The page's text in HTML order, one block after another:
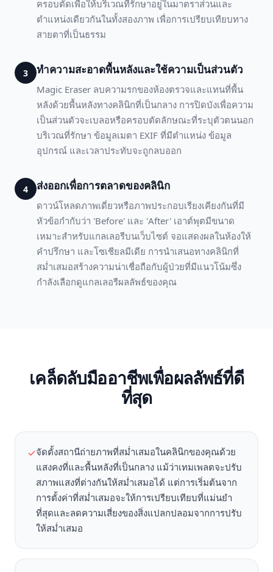
ครอบตัดเพื่อให้บริเวณที่รักษาอยู่ในมาตราส่วนและ
ตำแหน่งเดียวกันในทั้งสองภาพ เพื่อการเปรียบเทียบทาง
สายตาที่เป็นธรรม
3 ทำความสะอาดพื้นหลังและใช้ความเป็นส่วนตัว
Magic Eraser ลบความรกของห้องตรวจและแทนที่พื้น
หลังด้วยพื้นหลังทางคลินิกที่เป็นกลาง การปิดบังเพื่อความ
เป็นส่วนตัวจะเบลอหรือครอบตัดลักษณะที่ระบุตัวตนนอก
บริเวณที่รักษา ข้อมูลเมตา EXIF ที่มีตำแหน่ง ข้อมูล
อุปกรณ์ และเวลาประทับจะถูกลบออก
4 ส่งออกเพื่อการตลาดของคลินิก
ดาวน์โหลดภาพเดี่ยวหรือภาพประกอบเรียงเคียงกันที่มี
หัวข้อกำกับว่า 'Before' และ 'After' เอาต์พุตมีขนาด
เหมาะสำหรับแกลเลอรีบนเว็บไซต์ จอแสดงผลในห้องให้
คำปรึกษา และโซเชียลมีเดีย การนำเสนอทางคลินิกที่
สม่ำเสมอสร้างความน่าเชื่อถือกับผู้ป่วยที่มีแนวโน้มซึ่ง
กำลังเลือกดูแกลเลอรีผลลัพธ์ของคุณ
เคล็ดลับมืออาชีพเพื่อผลลัพธ์ที่ดี
ที่สุด
✓จัดตั้งสถานีถ่ายภาพที่สม่ำเสมอในคลินิกของคุณด้วย
แสงคงที่และพื้นหลังที่เป็นกลาง แม้ว่าเทมเพลตจะปรับ
สภาพแสงที่ต่างกันให้สม่ำเสมอได้ แต่การเริ่มต้นจาก
การตั้งค่าที่สม่ำเสมอจะให้การเปรียบเทียบที่แม่นยำ
ที่สุดและลดความเสี่ยงของสิ่งแปลกปลอมจากการปรับ
ให้สม่ำเสมอ